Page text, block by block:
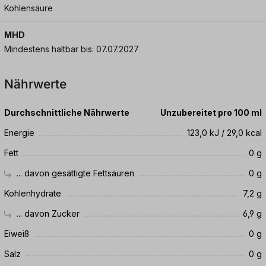
Kohlensäure
MHD
Mindestens haltbar bis: 07.07.2027
Nährwerte
Durchschnittliche Nährwerte
Unzubereitet pro 100 ml
Energie
123,0 kJ / 29,0 kcal
Fett
0 g
... davon gesättigte Fettsäuren
0 g
Kohlenhydrate
7,2 g
... davon Zucker
6,9 g
Eiweiß
0 g
Salz
0 g